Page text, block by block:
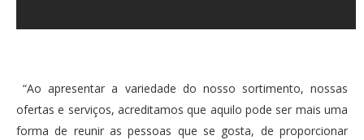
“Ao apresentar a variedade do nosso sortimento, nossas
ofertas e serviços, acreditamos que aquilo pode ser mais uma
forma de reunir as pessoas que se gosta, de proporcionar